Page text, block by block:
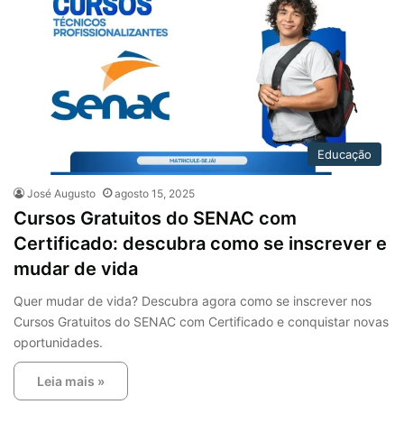
Educação
José Augusto agosto 15, 2025
Cursos Gratuitos do SENAC com
Certificado: descubra como se inscrever e
mudar de vida
Quer mudar de vida? Descubra agora como se inscrever nos
Cursos Gratuitos do SENAC com Certificado e conquistar novas
oportunidades.
Leia mais »